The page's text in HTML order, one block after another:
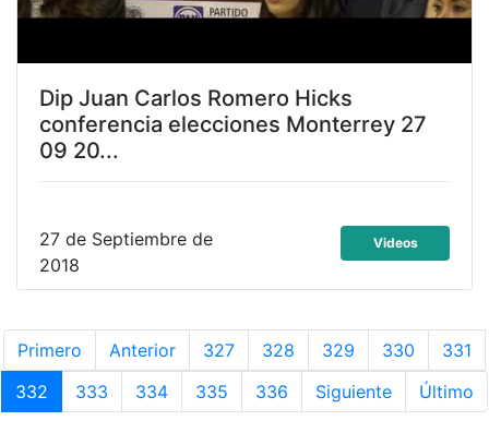
Dip Juan Carlos Romero Hicks
conferencia elecciones Monterrey 27
09 20...
27 de Septiembre de
2018
Videos
Primero Anterior 327 328 329 330
331
332
333 334 335 336 Siguiente Último